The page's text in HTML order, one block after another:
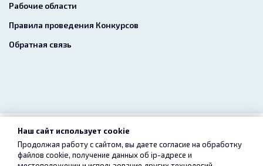
Рабочие области
Правила проведения Конкурсов
Обратная связь
2026 freelance.boutique
Пользовательское соглашение Конфиденциальность
Наш сайт использует cookie
Продолжая работу с сайтом, вы даете согласие на обработку
файлов cookie, получение данных об ip-адресе и